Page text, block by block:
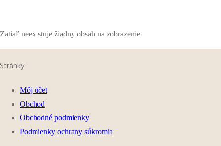
Zatiaľ neexistuje žiadny obsah na zobrazenie.
Stránky
Môj účet
Obchod
Obchodné podmienky
Podmienky ochrany súkromia